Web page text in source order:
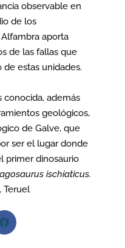
observable en
de los
aporta
de las fallas que
estas unidades.
conocida, además
geológicos,
de Galve, que
ser el lugar donde
primer dinosaurio
ischiaticus.
Teruel